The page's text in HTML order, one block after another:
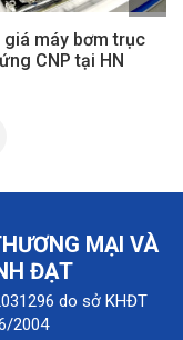
giá máy bơm trục
CNP tại HN
MẠI VÀ
ĐẠT
do sở KHĐT
2004